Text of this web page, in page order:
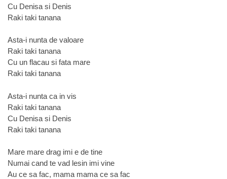
Cu Denisa si Denis
Raki taki tanana
Asta-i nunta de valoare
Raki taki tanana
Cu un flacau si fata mare
Raki taki tanana
Asta-i nunta ca in vis
Raki taki tanana
Cu Denisa si Denis
Raki taki tanana
Mare mare drag imi e de tine
Numai cand te vad lesin imi vine
Au ce sa fac, mama mama ce sa fac